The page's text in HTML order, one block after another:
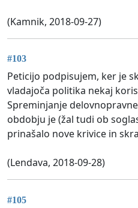
(Kamnik, 2018-09-27)
#103
Peticijo podpisujem, ker je
vladajoča politika nekaj
Spreminjanje
obdobju je (žal tudi ob
prinašalo nove krivice in
(Lendava, 2018-09-28)
#105